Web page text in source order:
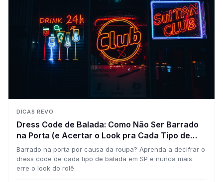
DICAS REVO
Dress Code de Balada: Como Não Ser Barrado
na Porta (e Acertar o Look pra Cada Tipo de
Rolê)
Barrado na porta por causa da roupa? Aprenda a decifrar o
dress code de cada tipo de balada em SP e nunca mais
erre o look do rolê.